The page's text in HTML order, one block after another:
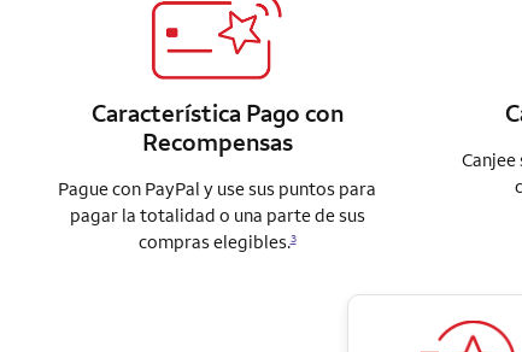
Característica Pago con
Recompensas
Pague con PayPal y use sus puntos para
pagar la totalidad o una parte de sus
compras elegibles.3